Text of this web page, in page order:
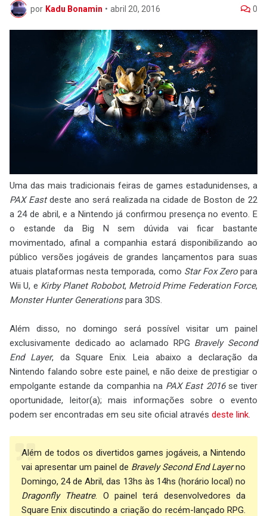
por Kadu Bonamin • abril 20, 2016 0
Uma das mais tradicionais feiras de games estadunidenses, a
PAX Eastdeste ano será realizada na cidade de Boston de 22
a 24 de abril, e a Nintendo já confirmou presença no evento. E
o estande da Big N sem dúvida vai ficar bastante
movimentado, afinal a companhia estará disponibilizando ao
público versões jogáveis de grandes lançamentos para suas
atuais plataformas nesta temporada, como Star Fox Zeropara
Wii U, e Kirby Planet Robobot, Metroid Prime Federation Force,
Monster Hunter Generationspara 3DS.
Além disso, no domingo será possível visitar um painel
exclusivamente dedicado ao aclamado RPG Bravely Second
End Layer, da Square Enix. Leia abaixo a declaração da
Nintendo falando sobre este painel, e não deixe de prestigiar o
empolgante estande da companhia na PAX East 2016se tiver
oportunidade, leitor(a); mais informações sobre o evento
podem ser encontradas em seu site oficial através deste link.
Além de todos os divertidos games jogáveis, a Nintendo
vai apresentar um painel de Bravely Second End Layerno
Domingo, 24 de Abril, das 13hs às 14hs (horário local) no
Dragonfly Theatre. O painel terá desenvolvedores da
Square Enix discutindo a criação do recém-lançado RPG.